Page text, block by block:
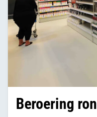
Beroering